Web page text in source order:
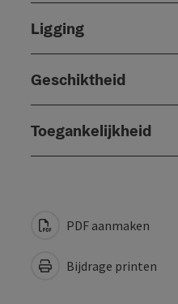
Ligging
Geschiktheid
Toegankelijkheid
PDF aanmaken
Bijdrage printen